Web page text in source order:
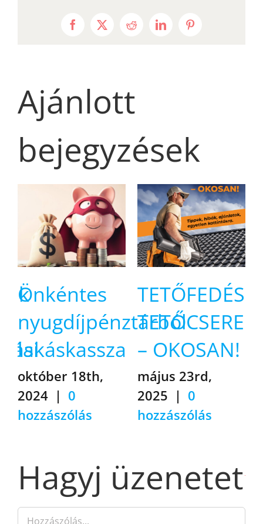
Facebook
X RedditLinkedInPinterest
Ajánlott
bejegyzések
Önkéntes
nyugdíjpénztárból
lakáskassza
október 18th,
2024 | 0
hozzászólás
TETŐFEDÉS,
TETŐCSERE
– OKOSAN!
május 23rd,
2025 | 0
hozzászólás
Hagyj üzenetet
Hozzászólás